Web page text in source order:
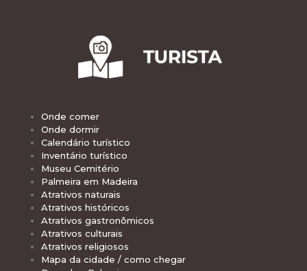
Onde comer
Onde dormir
Calendário turístico
Inventário turístico
Museu Cemitério
Palmeira em Madeira
Atrativos naturais
Atrativos históricos
Atrativos gastronômicos
Atrativos culturais
Atrativos religiosos
Mapa da cidade / como chegar